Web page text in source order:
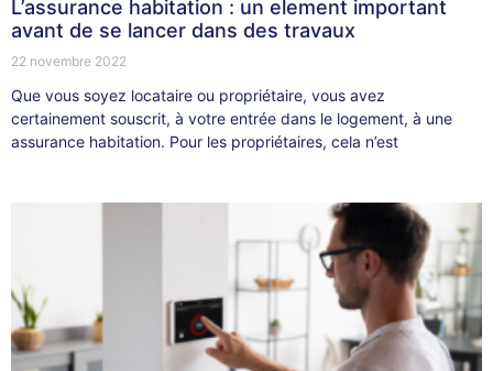
L’assurance habitation : un element important
avant de se lancer dans des travaux
22 novembre 2022
Que vous soyez locataire ou propriétaire, vous avez
certainement souscrit, à votre entrée dans le logement, à une
assurance habitation. Pour les propriétaires, cela n’est